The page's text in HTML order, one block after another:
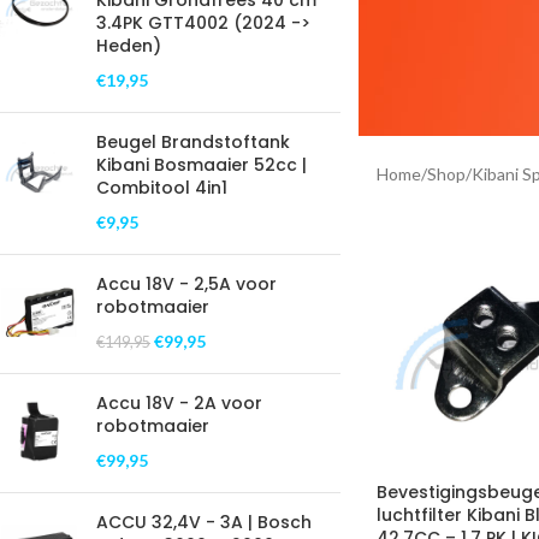
3.4PK GTT4002 (2024 ->
Heden)
€19,95
Beugel Brandstoftank
Kibani Bosmaaier 52cc |
Combitool 4in1
€9,95
Accu 18V - 2,5A voor
robotmaaier
€149,95 €99,95
Accu 18V - 2A voor
robotmaaier
€99,95
ACCU 32,4V - 3A | Bosch
Home/Shop/Kibani
luchtfilter Kibani